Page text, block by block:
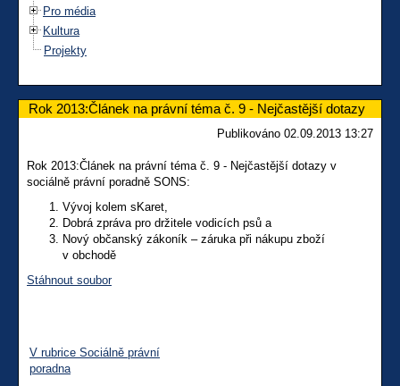
Pro média
Kultura
Projekty
Rok 2013:Článek na právní téma č. 9 - Nejčastější dotazy
Publikováno 02.09.2013 13:27
Rok 2013:Článek na právní téma č. 9 - Nejčastější dotazy v
sociálně právní poradně SONS:
Vývoj kolem sKaret,
Dobrá zpráva pro držitele vodicích psů a
Nový občanský zákoník – záruka při nákupu zboží
v obchodě
Stáhnout soubor
V rubrice Sociálně právní
poradna